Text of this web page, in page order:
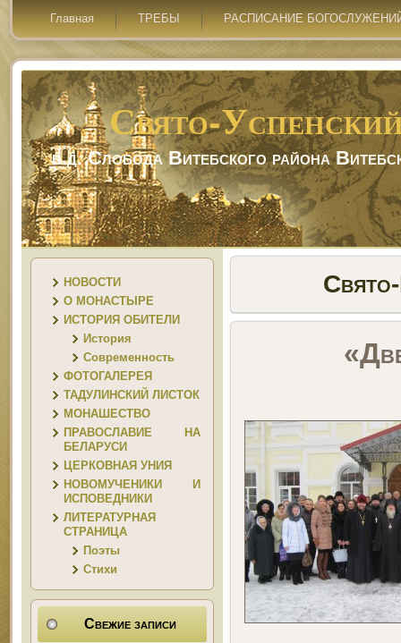
Главная ТРЕБЫ РАСПИСАНИЕ
Свято-
в д. Слобода Витебского района
НОВОСТИ
О МОНАСТЫРЕ
ИСТОРИЯ ОБИТЕЛИ
История
Современность
ФОТОГАЛЕРЕЯ
ТАДУЛИНСКИЙ ЛИСТОК
МОНАШЕСТВО
ПРАВОСЛАВИЕ НА
БЕЛАРУСИ
ЦЕРКОВНАЯ УНИЯ
НОВОМУЧЕНИКИ И
ИСПОВЕДНИКИ
ЛИТЕРАТУРНАЯ
СТРАНИЦА
Поэты
Стихи
Свежие записи